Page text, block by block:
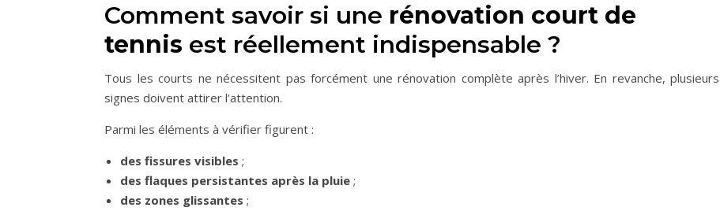
Comment savoir si une rénovation court de
tennis est réellement indispensable ?
Tous les courts ne nécessitent pas forcément une rénovation complète après l’hiver. En revanche, plusieurs
signes doivent attirer l’attention.
Parmi les éléments à vérifier figurent :
des fissures visibles ;
des flaques persistantes après la pluie ;
des zones glissantes ;